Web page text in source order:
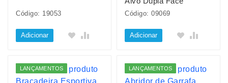
Código: 19053
Adicionar
Código: 09069
Adicionar
LANÇAMENTOS LANÇAMENTOS